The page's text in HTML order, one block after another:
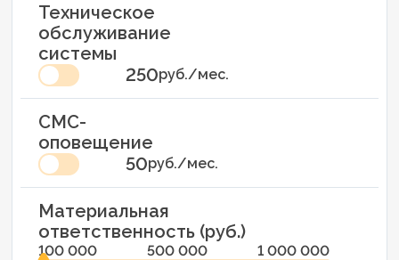
Техническое
обслуживание
системы
250руб./мес.
СМС-
оповещение
50руб./мес.
Материальная
ответственность (руб.)
100 000 500 000 1 000 000